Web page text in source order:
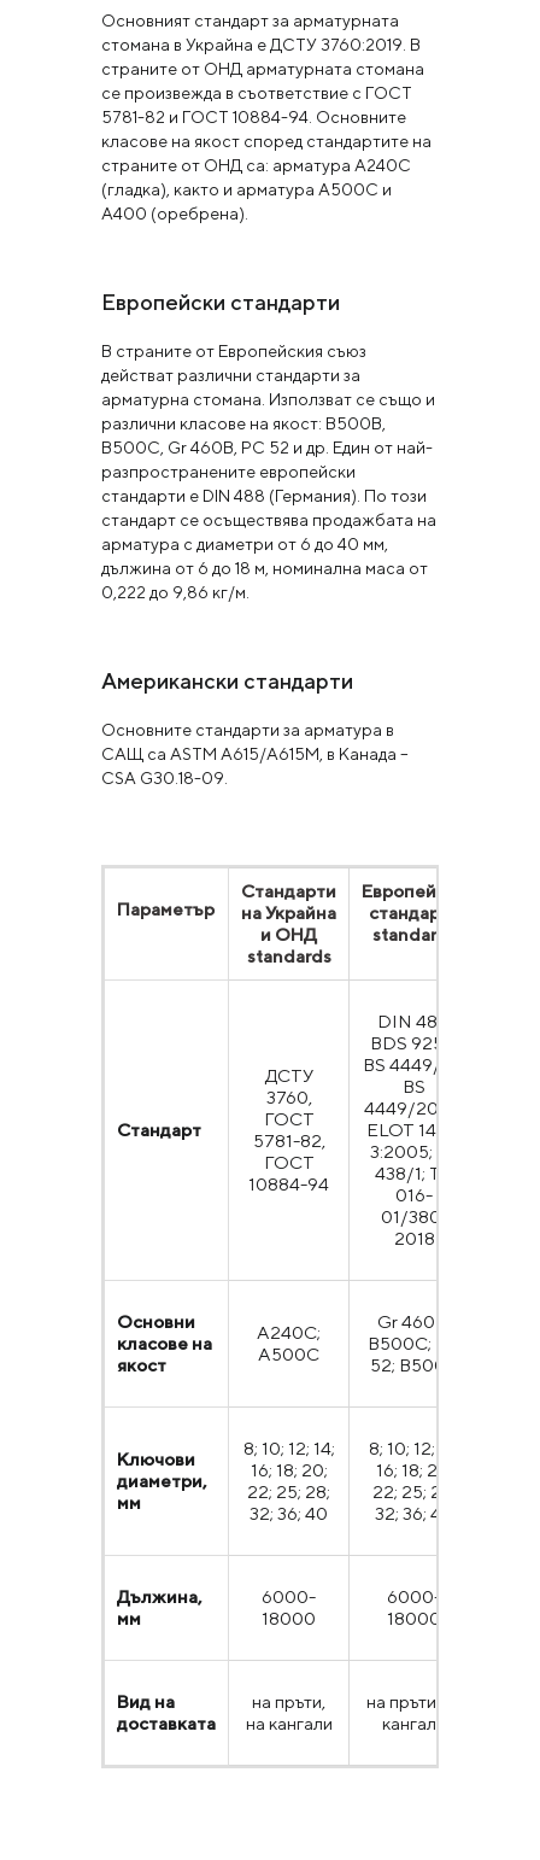
Основният стандарт за арматурната
стомана в Украйна е ДСТУ 3760:2019. В
страните от ОНД арматурната стомана
се произвежда в съответствие с ГОСТ
5781-82 и ГОСТ 10884-94. Основните
класове на якост според стандартите на
страните от ОНД са: арматура А240С
(гладка), както и арматура А500С и
А400 (оребрена).
Европейски стандарти
В страните от Европейския съюз
действат различни стандарти за
арматурна стомана. Използват се също и
различни класове на якост: B500B,
B500C, Gr 460B, PC 52 и др. Един от най-
разпространените европейски
стандарти е DIN 488 (Германия). По този
стандарт се осъществява продажбата на
арматура с диаметри от 6 до 40 мм,
дължина от 6 до 18 м, номинална маса от
0,222 до 9,86 кг/м.
Американски стандарти
Основните стандарти за арматура в
САЩ са ASTM A615/А615М, в Канада –
CSA G30.18-09.
Параметър
Стандарти
на Украйна
и ОНД
standards
Европейски
стандарти
standards
Стандарт
ДСТУ
3760,
ГОСТ
5781-82,
ГОСТ
10884-94
DIN 488;
BDS 9252;
BS 4449/97;
BS
4449/2005;
ELOT 1421-
3:2005; SR
438/1; ТА
016-
01/380-
2018
Основни
класове на
якост
А240С;
А500С
Gr 460B;
B500C; PC
52; B500B
Ключови
диаметри,
мм
8; 10; 12; 14;
16; 18; 20;
22; 25; 28;
32; 36; 40
8; 10; 12; 14;
16; 18; 20;
22; 25; 28;
32; 36; 40
Дължина,
мм
6000-
18000
6000-
18000
Вид на
доставката
на пръти,
на кангали
на пръти, на
кангали